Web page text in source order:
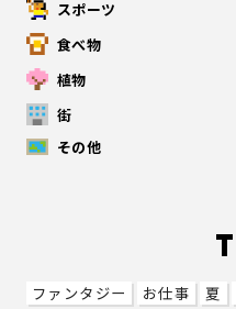
スポーツ
食べ物
植物
街
その他
ファンタジー お仕事 夏